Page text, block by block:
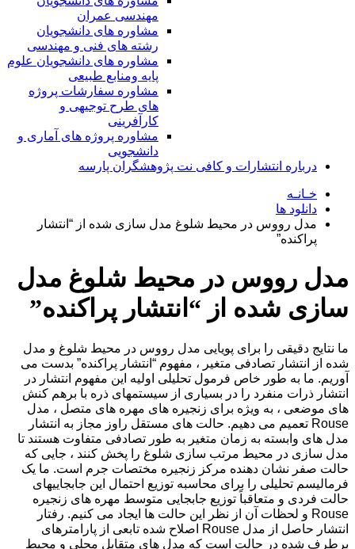
مهندسی عمران
مشاوره های دانشجویان
رشته های فنی و مهندسی
مشاوره های دانشجویان علوم
پایه ومنابع طبیعی
مشاوره سفارشات پروژه
های طرح توجیهی و
کارآفرینی
مشاوره پروژه های آماری و
دانشجویی
درباره انتشارات و کافی نت پژوهشگران پارسه
خـانـه
دانلود ها
مدل رووس در محیط شلوغ مدل سازی شده از “انتشار
پراکنده”
مدل رووس در محیط شلوغ مدل
سازی شده از “انتشار پراکنده”
ما نتایج دقیقی را برای پویایی مدل رووس در محیط شلوغ و مدل
شده از انتشار تصادفی متغیر ، مفهوم “انتشار پراکنده” بدست می
آوریم. ما به طور خاص فرمول تحلیلی اولیه این مفهوم انتشار در
انتشار ذرات منفرد را در بسیاری از سیستمهای ذره با برهم کنش
های موضعی ، به ویژه برای زنجیره های مهره های متصل ، مدل
Rouse تعمیم می دهیم. حالت های مستقل راوز مجاز به انتشار
مدل های وابسته به زمان متغیر به طور تصادفی متفاوت هستند تا
مدل سازی در محیط مرتب سازی شلوغ را پخش کنند ، جایی که
حالت صفر نشان دهنده مرکز زنجیره مختصات جرم است. ما یک
فرمالیسم تحلیلی را برای محاسبه توزیع احتمال این جابجاییهای
حالت فردی و متعاقباً توزیع جابجایی متوسط ​​مهره های زنجیره
Rouse و لحظات آن از نظر این حالت ها ایجاد می کنیم. رفتار
انتشار حاصل از مدل Rouse اصلاح شده تابعی از پارامترهای
برطرف شده در حالت است که مدل های متقابل محلی و محیط